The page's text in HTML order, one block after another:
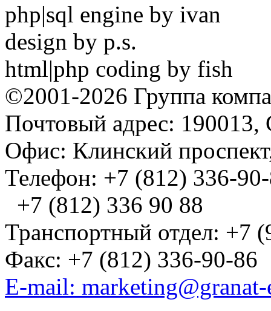
php|sql engine by ivan
design by p.s.
html|php coding by fish
©2001-2026 Группа
Почтовый адрес: 190013,
Офис: Клинский
Телефон: +7 (812) 336-
+7 (812) 336 90 88
Транспортный отдел: +7
Факс: +7 (812) 336-90-86
E-mail: